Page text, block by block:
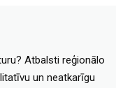
Atbalsti reģionālo
un neatkarīgu